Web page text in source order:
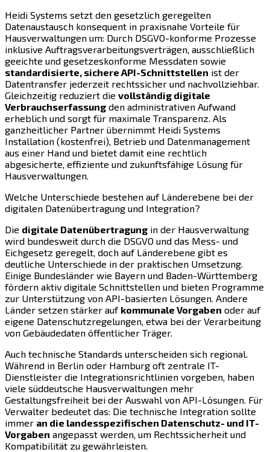
Heidi Systems setzt den gesetzlich geregelten
Datenaustausch konsequent in praxisnahe Vorteile für
Hausverwaltungen um: Durch DSGVO-konforme Prozesse
inklusive Auftragsverarbeitungsverträgen, ausschließlich
geeichte und gesetzeskonforme Messdaten sowie
standardisierte, sichere API-Schnittstellen ist der
Datentransfer jederzeit rechtssicher und nachvollziehbar.
Gleichzeitig reduziert die vollständig digitale
Verbrauchserfassung den administrativen Aufwand
erheblich und sorgt für maximale Transparenz. Als
ganzheitlicher Partner übernimmt Heidi Systems
Installation (kostenfrei), Betrieb und Datenmanagement
aus einer Hand und bietet damit eine rechtlich
abgesicherte, effiziente und zukunftsfähige Lösung für
Hausverwaltungen.
Welche Unterschiede bestehen auf Länderebene bei der
digitalen Datenübertragung und Integration?
Die digitale Datenübertragung in der Hausverwaltung
wird bundesweit durch die DSGVO und das Mess- und
Eichgesetz geregelt, doch auf Länderebene gibt es
deutliche Unterschiede in der praktischen Umsetzung.
Einige Bundesländer wie Bayern und Baden-Württemberg
fördern aktiv digitale Schnittstellen und bieten Programme
zur Unterstützung von API-basierten Lösungen. Andere
Länder setzen stärker auf kommunale Vorgaben oder auf
eigene Datenschutzregelungen, etwa bei der Verarbeitung
von Gebäudedaten öffentlicher Träger.
Auch technische Standards unterscheiden sich regional.
Während in Berlin oder Hamburg oft zentrale IT-
Dienstleister die Integrationsrichtlinien vorgeben, haben
viele süddeutsche Hausverwaltungen mehr
Gestaltungsfreiheit bei der Auswahl von API-Lösungen. Für
Verwalter bedeutet das: Die technische Integration sollte
immer an die landesspezifischen Datenschutz- und IT-
Vorgaben angepasst werden, um Rechtssicherheit und
Kompatibilität zu gewährleisten.